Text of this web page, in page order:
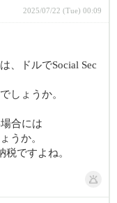
2025/07/22 (Tue) 00:09
、ドルでSocial Sec
しょうか。
合には
うか。
ですよね。